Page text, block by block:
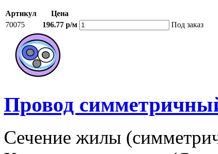
Артикул
Цена
70075
196.77 р/м Под заказ
Провод
Сечение жилы